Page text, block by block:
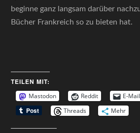
beginne ganz langsam darüber
Bücher Frankreich so zu bieten hat.
TEILEN MIT:
Mastodon Reddit E-Mail
Threads
Mehr